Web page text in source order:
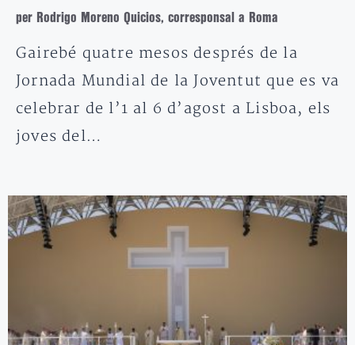
per Rodrigo Moreno Quicios, corresponsal a Roma
Gairebé quatre mesos després de la
Jornada Mundial de la Joventut que es va
celebrar de l’1 al 6 d’agost a Lisboa, els
joves del…